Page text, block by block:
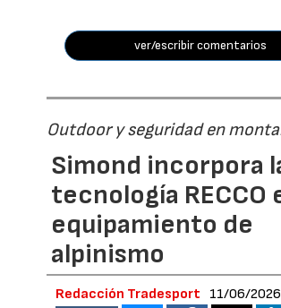
ver/escribir comentarios
Outdoor y seguridad en
Simond incorpora
tecnología RECCO
equipamiento de
alpinismo
Redacción Tradesport 11/06/2026